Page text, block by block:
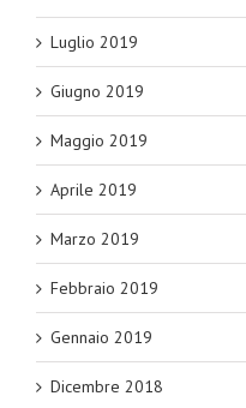
Luglio 2019
Giugno 2019
Maggio 2019
Aprile 2019
Marzo 2019
Febbraio 2019
Gennaio 2019
Dicembre 2018